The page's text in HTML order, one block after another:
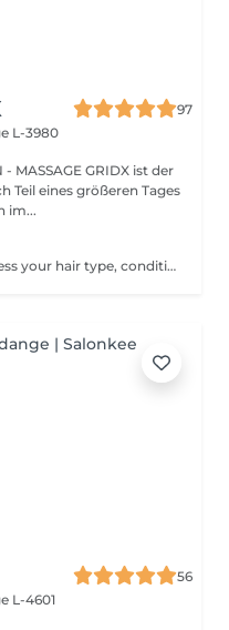
97
L-3980
GRIDX ist der
Teil eines größeren Tages
im...
A personalized consultation to assess your hair type, condition, and goals helping us recommend the perfect treatments, color, or cut to suit your style and lifestyle.
56
L-4601